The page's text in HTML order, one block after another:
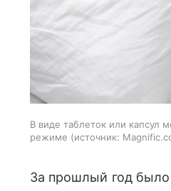
В виде таблеток или капсул
режиме
источник:
За прошлый год было